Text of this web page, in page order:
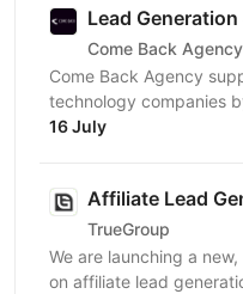
Lead
Come Back Agency
Come Back Agency
technology companies
We work with delivery
16 July
Affiliate Lead
TrueGroup
We are launching a
on affiliate lead